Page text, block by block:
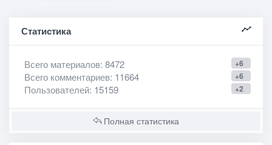
Статистика
+6
Всего материалов: 8472
+6
Всего комментариев: 11664
+2
Пользователей: 15159
Полная статистика